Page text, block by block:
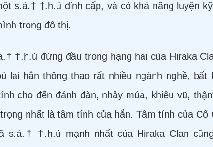
s.á.† †.h.ủ đỉnh cấp, và có khả năng luyện
trong đô thị.
†.h.ủ đứng đầu trong hạng hai của Hiraka
lại hắn thông thạo rất nhiều ngành nghề,
cho đến đánh đàn, nhảy múa, khiêu vũ,
nhất là tâm tính của hắn. Tâm tính của
s.á.† †.h.ủ mạnh nhất của Hiraka Clan